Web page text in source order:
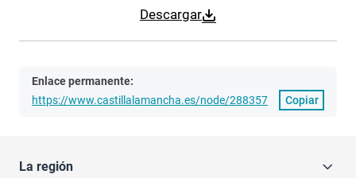
Descargar
Enlace permanente:
https://www.castillalamancha.es/node/288357
Copiar
La región